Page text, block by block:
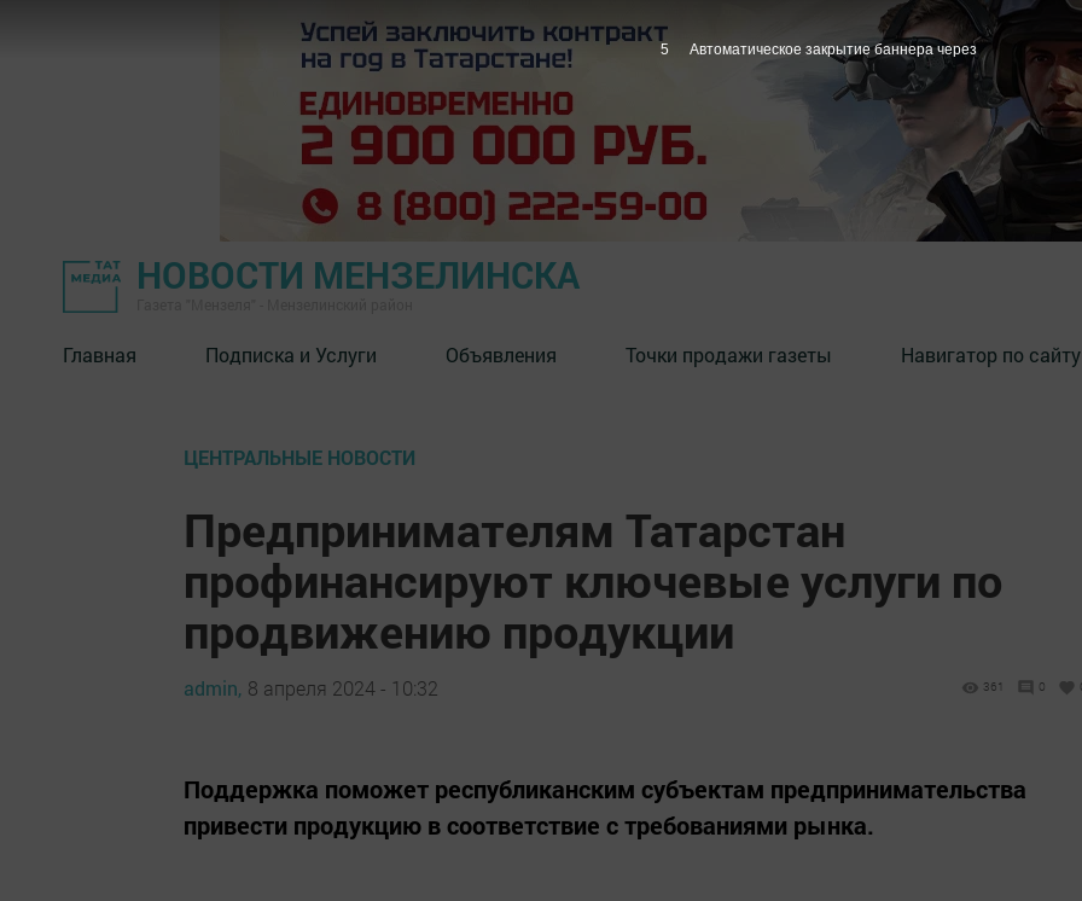
НОВОСТИ МЕНЗЕЛИНСКА
Главная Подписка и Услуги Объявления Точки продажи газеты Навигатор по сайту
ЦЕНТРАЛЬНЫЕ НОВОСТИ
Предпринимателям Татарстан
профинансируют ключевые услуги по
продвижению продукции
admin, 8 апреля 2024 - 10:32 361 0
Поддержка поможет республиканским субъектам предпринимательства
привести продукцию в соответствие с требованиями рынка.
4 Автоматическое закрытие баннера через